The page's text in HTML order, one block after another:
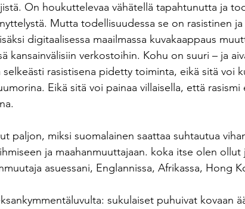
On houkuttelevaa vähätellä tapahtunutta ja
Mutta todellisuudessa se on rasistinen ja
digitaalisessa maailmassa kuvakaappaus
kansainvälisiin verkostoihin. Kohu on suuri – ja
selkeästi rasistisena pidetty toiminta, eikä sitä voi
Eikä sitä voi painaa villaisella, että
paljon, miksi suomalainen saattaa suhtautua
ja maahanmuuttajaan. koka itse olen ollut
asuessani, Englannissa, Afrikassa, Hong
sukulaiset puhuivat kovaan